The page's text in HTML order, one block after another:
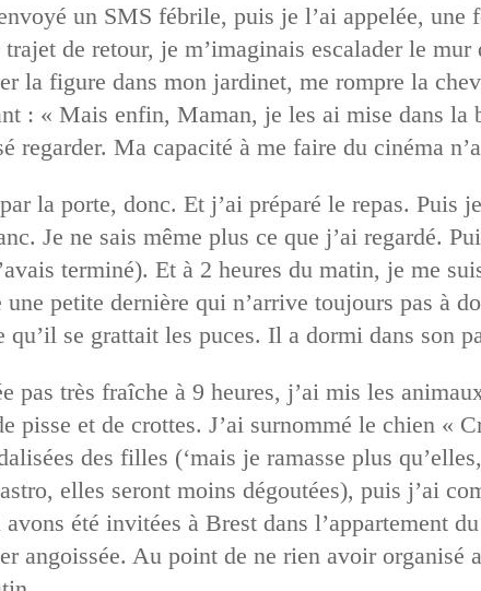
un SMS fébrile, puis je l’ai appelée, une
de retour, je m’imaginais escalader le
la figure dans mon jardinet, me rompre la
: « Mais enfin, Maman, je les ai mise dans
regarder. Ma capacité à me faire du cinéma
la porte, donc. Et j’ai préparé le repas. Puis
Je ne sais même plus ce que j’ai regardé.
terminé). Et à 2 heures du matin, je me
une petite dernière qui n’arrive toujours pas à
qu’il se grattait les puces. Il a dormi dans son
pas très fraîche à 9 heures, j’ai mis les
pisse et de crottes. J’ai surnommé le chien «
des filles (‘mais je ramasse plus
elles seront moins dégoutées), puis j’ai
été invitées à Brest dans l’appartement
angoissée. Au point de ne rien avoir